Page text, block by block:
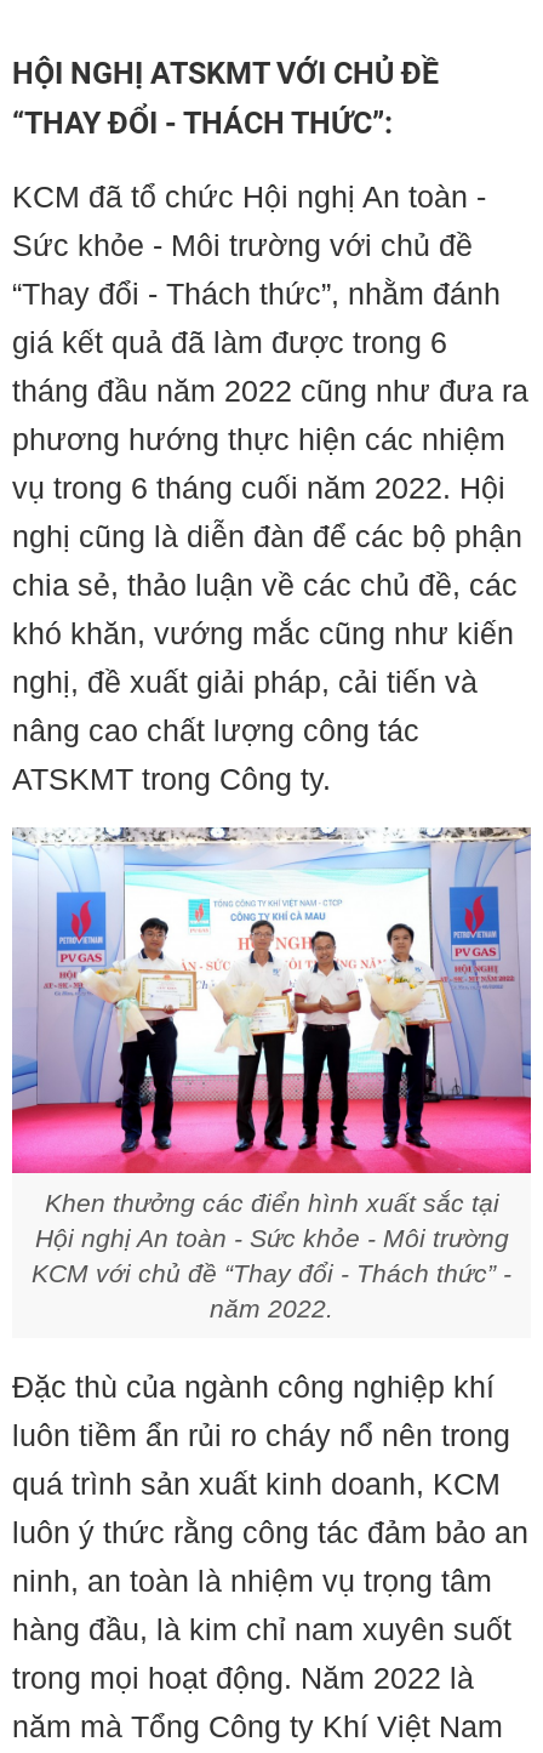
HỘI NGHỊ ATSKMT VỚI CHỦ ĐỀ
“THAY ĐỔI - THÁCH THỨC”:
KCM đã tổ chức Hội nghị An toàn -
Sức khỏe - Môi trường với chủ đề
“Thay đổi - Thách thức”, nhằm đánh
giá kết quả đã làm được trong 6
tháng đầu năm 2022 cũng như đưa ra
phương hướng thực hiện các nhiệm
vụ trong 6 tháng cuối năm 2022. Hội
nghị cũng là diễn đàn để các bộ phận
chia sẻ, thảo luận về các chủ đề, các
khó khăn, vướng mắc cũng như kiến
nghị, đề xuất giải pháp, cải tiến và
nâng cao chất lượng công tác
ATSKMT trong Công ty.
Khen thưởng các điển hình xuất sắc tại
Hội nghị An toàn - Sức khỏe - Môi trường
KCM với chủ đề “Thay đổi - Thách thức” -
năm 2022.
Đặc thù của ngành công nghiệp khí
luôn tiềm ẩn rủi ro cháy nổ nên trong
quá trình sản xuất kinh doanh, KCM
luôn ý thức rằng công tác đảm bảo an
ninh, an toàn là nhiệm vụ trọng tâm
hàng đầu, là kim chỉ nam xuyên suốt
trong mọi hoạt động. Năm 2022 là
năm mà Tổng Công ty Khí Việt Nam